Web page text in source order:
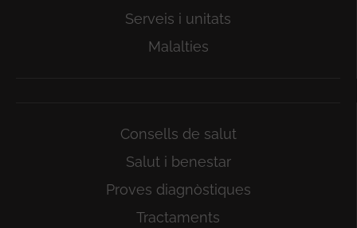
Serveis i unitats
Malalties
Consells de salut
Salut i benestar
Proves diagnòstiques
Tractaments